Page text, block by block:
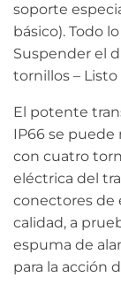
soporte
básico). Todo
Suspender el
tornillos – Listo
El potente
IP66 se
con cuatro
eléctrica del
conectores de
calidad, a
espuma de
para la acción